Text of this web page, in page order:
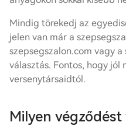
Mindig törekedj az
jelen van már a
szepsegszalon.com vagy
választás. Fontos, hogy
versenytársaidtól.
Milyen végződést